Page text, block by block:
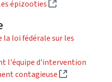
épizooties
(Lien externe)
la loi fédérale sur les
l'équipe d'intervention
contagieuse
(Lien